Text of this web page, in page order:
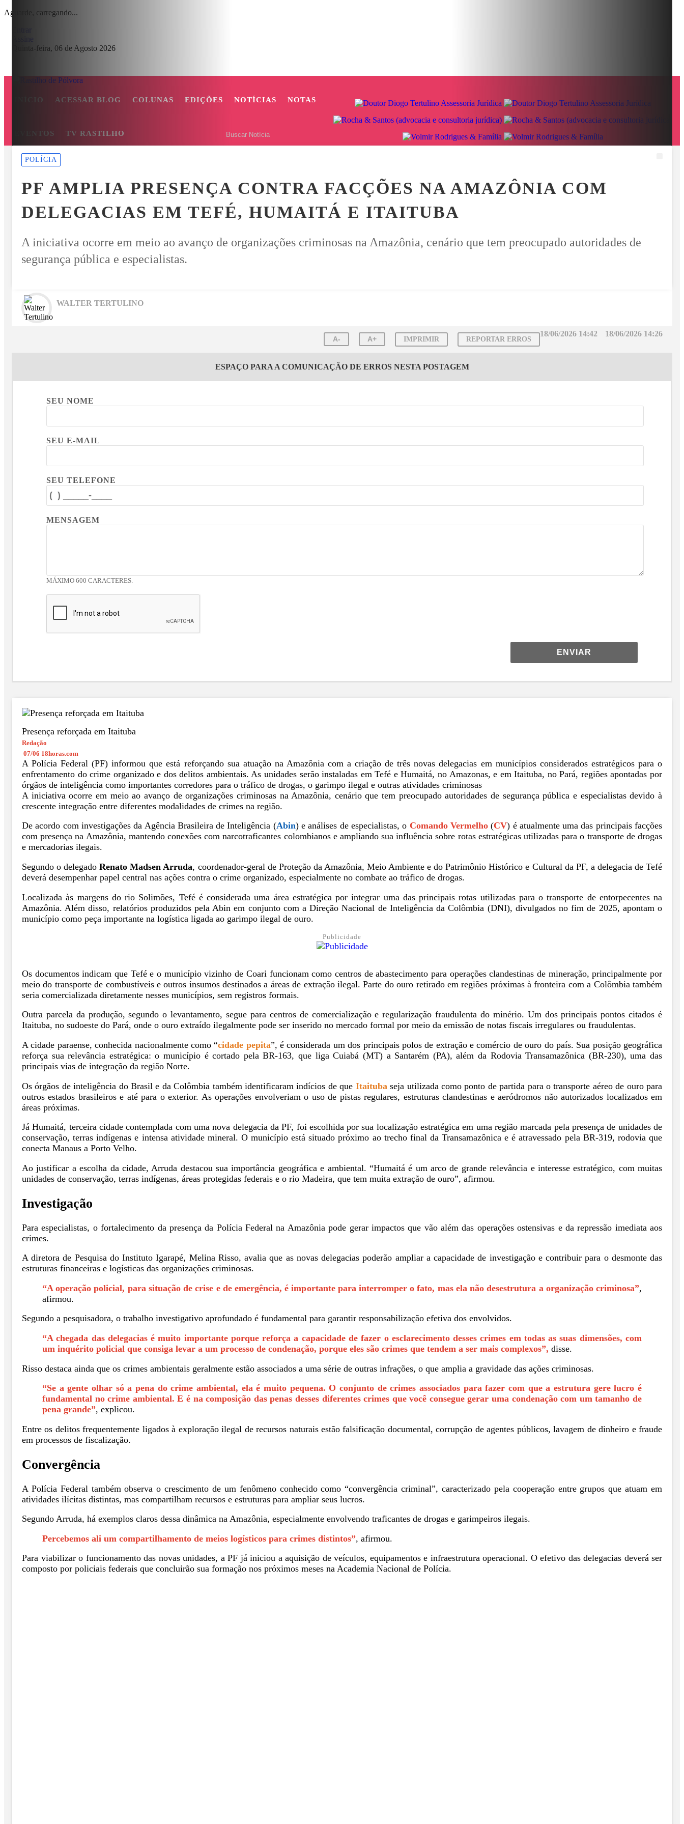
Aguarde, carregando...
Assine
Quinta-feira, 06 de Agosto 2026
INÍCIO ACESSAR BLOG COLUNAS EDIÇÕES NOTÍCIAS NOTAS
EVENTOS TV RASTILHO
MENU
POLÍCIA
PF AMPLIA PRESENÇA CONTRA FACÇÕES NA AMAZÔNIA COM
DELEGACIAS EM TEFÉ, HUMAITÁ E ITAITUBA
A iniciativa ocorre em meio ao avanço de organizações criminosas na Amazônia, cenário que tem preocupado autoridades de
segurança pública e especialistas.
WALTER TERTULINO
18/06/2026 14:26
18/06/2026 14:42
A- A+ IMPRIMIR REPORTAR ERROS
ESPAÇO PARA A COMUNICAÇÃO DE ERROS NESTA POSTAGEM
SEU NOME
SEU E-MAIL
SEU TELEFONE
MENSAGEM
MÁXIMO 600 CARACTERES.
ENVIAR
Presença reforçada em Itaituba
Redação
07/06 18horas.com
A Polícia Federal (PF) informou que está reforçando sua atuação na Amazônia com a criação de três novas delegacias em municípios considerados estratégicos para o
enfrentamento do crime organizado e dos delitos ambientais. As unidades serão instaladas em Tefé e Humaitá, no Amazonas, e em Itaituba, no Pará, regiões apontadas por
órgãos de inteligência como importantes corredores para o tráfico de drogas, o garimpo ilegal e outras atividades criminosas
A iniciativa ocorre em meio ao avanço de organizações criminosas na Amazônia, cenário que tem preocupado autoridades de segurança pública e especialistas devido à
crescente integração entre diferentes modalidades de crimes na região.
De acordo com investigações da Agência Brasileira de Inteligência (Abin) e análises de especialistas, o Comando Vermelho(CV) é atualmente uma das principais facções
com presença na Amazônia, mantendo conexões com narcotraficantes colombianos e ampliando sua influência sobre rotas estratégicas utilizadas para o transporte de drogas
e mercadorias ilegais.
Segundo o delegadoRenato Madsen Arruda, coordenador-geral de Proteção da Amazônia, Meio Ambiente e do Patrimônio Histórico e Cultural da PF, a delegacia de Tefé
deverá desempenhar papel central nas ações contra o crime organizado, especialmente no combate ao tráfico de drogas.
Localizada às margens do rio Solimões, Tefé é considerada uma área estratégica por integrar uma das principais rotas utilizadas para o transporte de entorpecentes na
Amazônia. Além disso, relatórios produzidos pela Abin em conjunto com a Direção Nacional de Inteligência da Colômbia (DNI), divulgados no fim de 2025, apontam o
município como peça importante na logística ligada ao garimpo ilegal de ouro.
Publicidade
Os documentos indicam que Tefé e o município vizinho de Coari funcionam como centros de abastecimento para operações clandestinas de mineração, principalmente por
meio do transporte de combustíveis e outros insumos destinados a áreas de extração ilegal. Parte do ouro retirado em regiões próximas à fronteira com a Colômbia também
seria comercializada diretamente nesses municípios, sem registros formais.
Outra parcela da produção, segundo o levantamento, segue para centros de comercialização e regularização fraudulenta do minério. Um dos principais pontos citados é
Itaituba, no sudoeste do Pará, onde o ouro extraído ilegalmente pode ser inserido no mercado formal por meio da emissão de notas fiscais irregulares ou fraudulentas.
A cidade paraense, conhecida nacionalmente como “cidade pepita”, é considerada um dos principais polos de extração e comércio de ouro do país. Sua posição geográfica
reforça sua relevância estratégica: o município é cortado pela BR-163, que liga Cuiabá (MT) a Santarém (PA), além da Rodovia Transamazônica (BR-230), uma das
principais vias de integração da região Norte.
Os órgãos de inteligência do Brasil e da Colômbia também identificaram indícios de que Itaituba seja utilizada como ponto de partida para o transporte aéreo de ouro para
outros estados brasileiros e até para o exterior. As operações envolveriam o uso de pistas regulares, estruturas clandestinas e aeródromos não autorizados localizados em
áreas próximas.
Já Humaitá, terceira cidade contemplada com uma nova delegacia da PF, foi escolhida por sua localização estratégica em uma região marcada pela presença de unidades de
conservação, terras indígenas e intensa atividade mineral. O município está situado próximo ao trecho final da Transamazônica e é atravessado pela BR-319, rodovia que
conecta Manaus a Porto Velho.
Ao justificar a escolha da cidade, Arruda destacou sua importância geográfica e ambiental. “Humaitá é um arco de grande relevância e interesse estratégico, com muitas
unidades de conservação, terras indígenas, áreas protegidas federais e o rio Madeira, que tem muita extração de ouro”, afirmou.
Investigação
Para especialistas, o fortalecimento da presença da Polícia Federal na Amazônia pode gerar impactos que vão além das operações ostensivas e da repressão imediata aos
crimes.
A diretora de Pesquisa do Instituto Igarapé, Melina Risso, avalia que as novas delegacias poderão ampliar a capacidade de investigação e contribuir para o desmonte das
estruturas financeiras e logísticas das organizações criminosas.
“A operação policial, para situação de crise e de emergência, é importante para interromper o fato, mas ela não desestrutura a organização criminosa”,
afirmou.
Segundo a pesquisadora, o trabalho investigativo aprofundado é fundamental para garantir responsabilização efetiva dos envolvidos.
“A chegada das delegacias é muito importante porque reforça a capacidade de fazer o esclarecimento desses crimes em todas as suas dimensões, com
um inquérito policial que consiga levar a um processo de condenação, porque eles são crimes que tendem a ser mais complexos”, disse.
Risso destaca ainda que os crimes ambientais geralmente estão associados a uma série de outras infrações, o que amplia a gravidade das ações criminosas.
“Se a gente olhar só a pena do crime ambiental, ela é muito pequena. O conjunto de crimes associados para fazer com que a estrutura gere lucro é
fundamental no crime ambiental. E é na composição das penas desses diferentes crimes que você consegue gerar uma condenação com um tamanho de
pena grande”, explicou.
Entre os delitos frequentemente ligados à exploração ilegal de recursos naturais estão falsificação documental, corrupção de agentes públicos, lavagem de dinheiro e fraude
em processos de fiscalização.
Convergência
A Polícia Federal também observa o crescimento de um fenômeno conhecido como “convergência criminal”, caracterizado pela cooperação entre grupos que atuam em
atividades ilícitas distintas, mas compartilham recursos e estruturas para ampliar seus lucros.
Segundo Arruda, há exemplos claros dessa dinâmica na Amazônia, especialmente envolvendo traficantes de drogas e garimpeiros ilegais.
Percebemos ali um compartilhamento de meios logísticos para crimes distintos”, afirmou.
Para viabilizar o funcionamento das novas unidades, a PF já iniciou a aquisição de veículos, equipamentos e infraestrutura operacional. O efetivo das delegacias deverá ser
composto por policiais federais que concluirão sua formação nos próximos meses na Academia Nacional de Polícia.